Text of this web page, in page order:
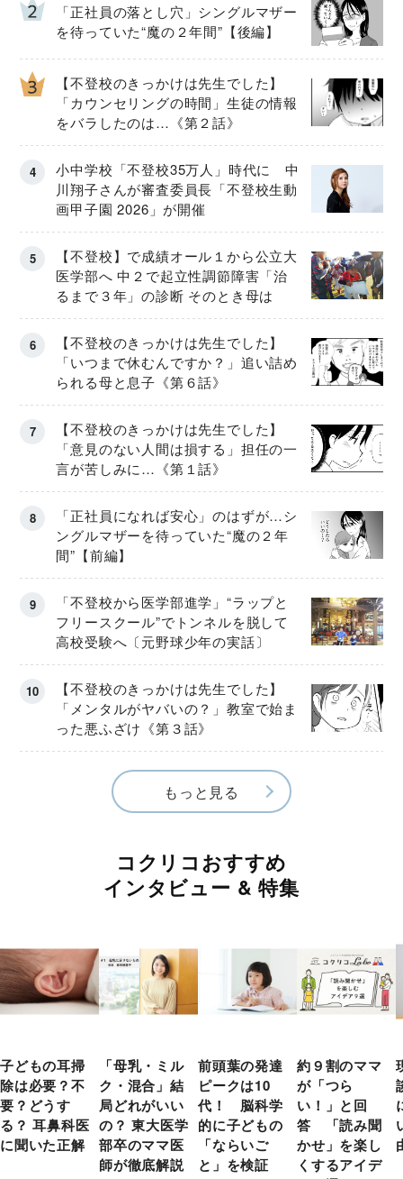
「正社員の落とし穴」シングルマザー
を待っていた“魔の２年間”【後編】
【不登校のきっかけは先生でした】
「カウンセリングの時間」生徒の情報
をバラしたのは…《第２話》
小中学校「不登校35万人」時代に 中
川翔子さんが審査委員長「不登校生動
画甲子園 2026」が開催
【不登校】で成績オール１から公立大
医学部へ 中２で起立性調節障害「治
るまで３年」の診断 そのとき母は
【不登校のきっかけは先生でした】
「いつまで休むんですか？」追い詰め
られる母と息子《第６話》
【不登校のきっかけは先生でした】
「意見のない人間は損する」担任の一
言が苦しみに…《第１話》
「正社員になれば安心」のはずが…シ
ングルマザーを待っていた“魔の２年
間”【前編】
「不登校から医学部進学」“ラップと
フリースクール”でトンネルを脱して
高校受験へ〔元野球少年の実話〕
【不登校のきっかけは先生でした】
「メンタルがヤバいの？」教室で始ま
った悪ふざけ《第３話》
もっと見る
コクリコおすすめ
インタビュー & 特集
子どもの耳掃
除は必要？不
要？どうす
る？ 耳鼻科医
に聞いた正解
「母乳・ミル
ク・混合」結
局どれがいい
の？ 東大医学
部卒のママ医
師が徹底解説
前頭葉の発達
ピークは10
代！ 脳科学
的に子どもの
「ならいご
と」を検証
約９割のママ
が「つら
い！」と回
答 「読み聞
かせ」を楽し
くするアイデ